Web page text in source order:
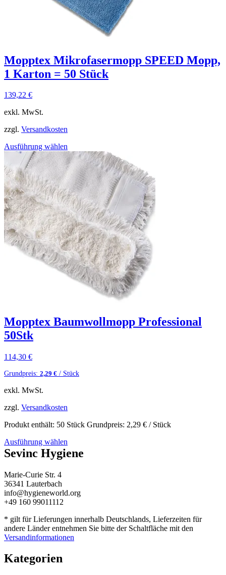
Mopptex Mikrofasermopp SPEED Mopp,
1 Karton = 50 Stück
139,22 €
exkl. MwSt.
zzgl. Versandkosten
Ausführung wählen
Mopptex Baumwollmopp Professional
50Stk
114,30 €
Grundpreis: 2,29 € / Stück
exkl. MwSt.
zzgl. Versandkosten
Produkt enthält: 50 Stück Grundpreis: 2,29 € / Stück
Ausführung wählen
Sevinc Hygiene
Marie-Curie Str. 4
36341 Lauterbach
info@hygieneworld.org
+49 160 99011112
* gilt für Lieferungen innerhalb Deutschlands, Lieferzeiten für
andere Länder entnehmen Sie bitte der Schaltfläche mit den
Versandinformationen
Kategorien